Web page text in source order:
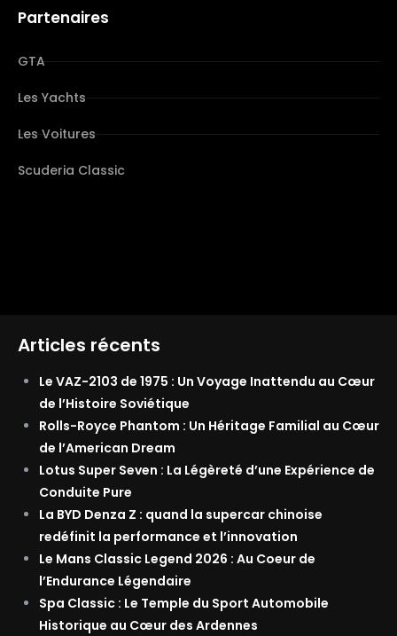
Partenaires
GTA
Les Yachts
Les Voitures
Scuderia Classic
Articles récents
Le VAZ-2103 de 1975 : Un Voyage Inattendu au Cœur
de l’Histoire Soviétique
Rolls-Royce Phantom : Un Héritage Familial au Cœur
de l’American Dream
Lotus Super Seven : La Légèreté d’une Expérience de
Conduite Pure
La BYD Denza Z : quand la supercar chinoise
redéfinit la performance et l’innovation
Le Mans Classic Legend 2026 : Au Coeur de
l’Endurance Légendaire
Spa Classic : Le Temple du Sport Automobile
Historique au Cœur des Ardennes